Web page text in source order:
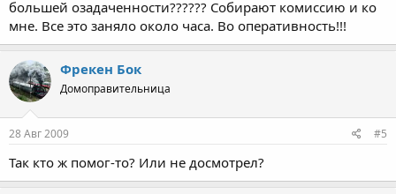
большей озадаченности?????? Собирают комиссию и ко
мне. Все это заняло около часа. Во оперативность!!!
Фрекен Бок
Домоправительница
28 Авг 2009 #5
Так кто ж помог-то? Или не досмотрел?